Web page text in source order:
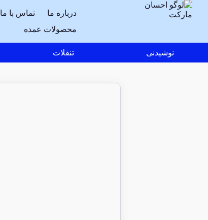
درباره ما تماس با ما
محصولات عمده
نوشیدنی تنقلات